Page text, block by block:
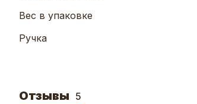
Вес в упаковке
Ручка
Отзывы 5